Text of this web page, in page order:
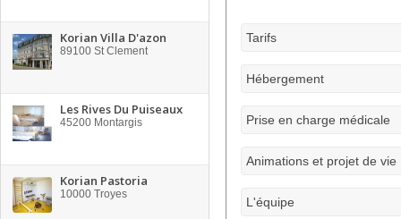
Korian Villa D'azon
89100 St Clement
Les Rives Du Puiseaux
45200 Montargis
Korian Pastoria
10000 Troyes
Tarifs
Hébergement
Prise en charge médicale
Animations et projet de vie
L'équipe